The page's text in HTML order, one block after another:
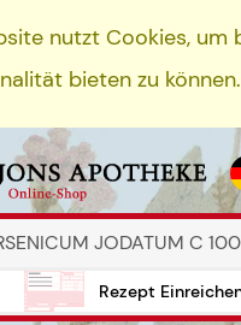
nutzt Cookies, um
bieten zu können.
Rezept